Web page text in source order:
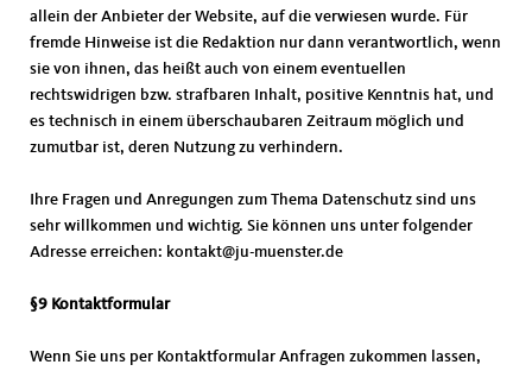
allein der Anbieter der Website, auf die verwiesen wurde. Für
fremde Hinweise ist die Redaktion nur dann verantwortlich, wenn
sie von ihnen, das heißt auch von einem eventuellen
rechtswidrigen bzw. strafbaren Inhalt, positive Kenntnis hat, und
es technisch in einem überschaubaren Zeitraum möglich und
zumutbar ist, deren Nutzung zu verhindern.
Ihre Fragen und Anregungen zum Thema Datenschutz sind uns
sehr willkommen und wichtig. Sie können uns unter folgender
Adresse erreichen: kontakt@ju-muenster.de
§9 Kontaktformular
Wenn Sie uns per Kontaktformular Anfragen zukommen lassen,